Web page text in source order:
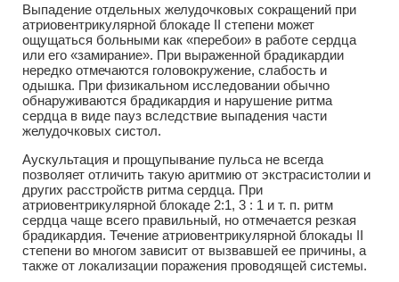
Выпадение отдельных желудочковых сокращений при
атриовентрикулярной блокаде II степени может
ощущаться больными как «перебои» в работе сердца
или его «замирание». При выраженной брадикардии
нередко отмечаются головокружение, слабость и
одышка. При физикальном исследовании обычно
обнаруживаются брадикардия и нарушение ритма
сердца в виде пауз вследствие выпадения части
желудочковых систол.
Аускультация и прощупывание пульса не всегда
позволяет отличить такую аритмию от экстрасистолии и
других расстройств ритма сердца. При
атриовентрикулярной блокаде 2:1, 3 : 1 и т. п. ритм
сердца чаще всего правильный, но отмечается резкая
брадикардия. Течение атриовентрикулярной блокады II
степени во многом зависит от вызвавшей ее причины, а
также от локализации поражения проводящей системы.